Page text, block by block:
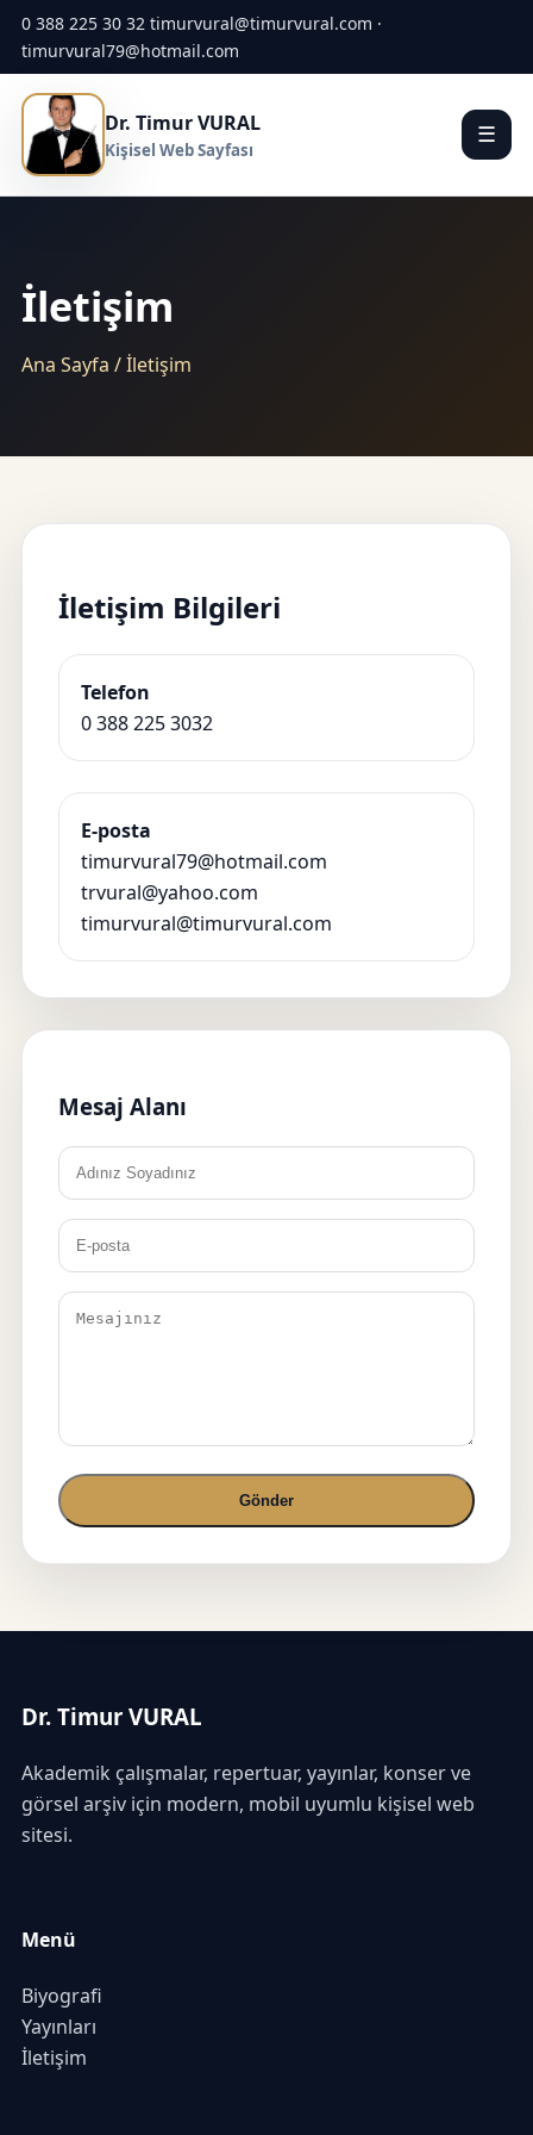
0 388 225 30 32 timurvural@timurvural.com ·
timurvural79@hotmail.com
Dr. Timur VURAL
Kişisel Web Sayfası
☰
İletişim
Ana Sayfa / İletişim
İletişim Bilgileri
Telefon
0 388 225 3032
E-posta
timurvural79@hotmail.com
trvural@yahoo.com
timurvural@timurvural.com
Mesaj Alanı
Gönder
Dr. Timur VURAL
Akademik çalışmalar, repertuar, yayınlar, konser ve
görsel arşiv için modern, mobil uyumlu kişisel web
sitesi.
Menü
Biyografi
Yayınları
İletişim